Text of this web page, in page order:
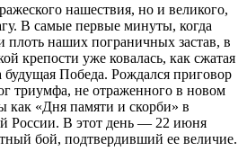
нашествия, но и великого,
В самые первые минуты, когда
плоть наших пограничных застав, в
крепости уже ковалась, как сжатая
Победа. Рождался приговор
триумфа, не отраженного в новом
как «Дня памяти и скорби» в
России. В этот день — 22 июня
бой, подтвердивший ее величие.